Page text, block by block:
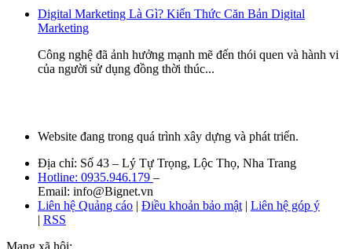
Digital Marketing Là Gì? Kiến Thức Căn Bản Digital
Marketing
Công nghệ đã ảnh hưởng mạnh mẽ đến thói quen và hành vi
của người sử dụng đồng thời thúc...
Website đang trong quá trình xây dựng và phát triển.
Địa chỉ: Số 43 – Lý Tự Trọng, Lộc Thọ, Nha Trang
Hotline: 0935.946.179 –
Email: info@Bignet.vn
Liên hệ Quảng cáo | Điều khoản bảo mật | Liên hệ góp ý
| RSS
Mạng xã hội: